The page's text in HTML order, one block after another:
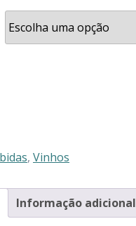
, Vinhos
Informação adicional